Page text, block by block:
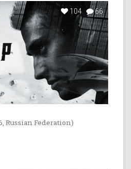
104 66
Russian Federation)